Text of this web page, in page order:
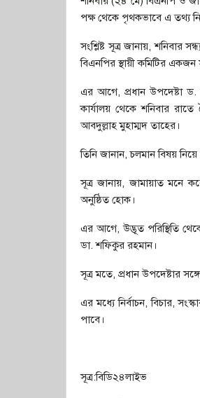
পক্ষ থেকে পৃথকভাবে এ তথ্য
সংশ্লিষ্ট সূত্র জানায়, শনিবার
বিএনপির স্থায়ী কমিটির
এর আগে, প্রধান উপদেষ্টা ড.
কার্যালয় থেকে শনিবার
আবদুল্লাহ মুহাম্মদ তাহের।
তিনি জানান, চলমান বিষয়
সূত্র জানায়, জামায়াত মনে
অনুষ্ঠিত হোক।
এর আগে, উদ্ভূত পরিস্থিতি
ডা. শফিকুর রহমান।
সূত্র মতে, প্রধান উপদেষ্টার
এর মধ্যে নির্বাচন, বিচার,
পাবে।
সূত্র:বিডি২৪লাইভ